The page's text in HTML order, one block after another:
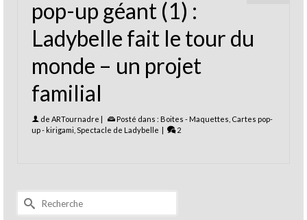
pop-up géant (1) :
Ladybelle fait le tour du
monde – un projet
familial
de ARTournadre | Posté dans : Boites - Maquettes Cartes pop-
up - kirigami Spectacle de Ladybelle | 2
Rechercher :